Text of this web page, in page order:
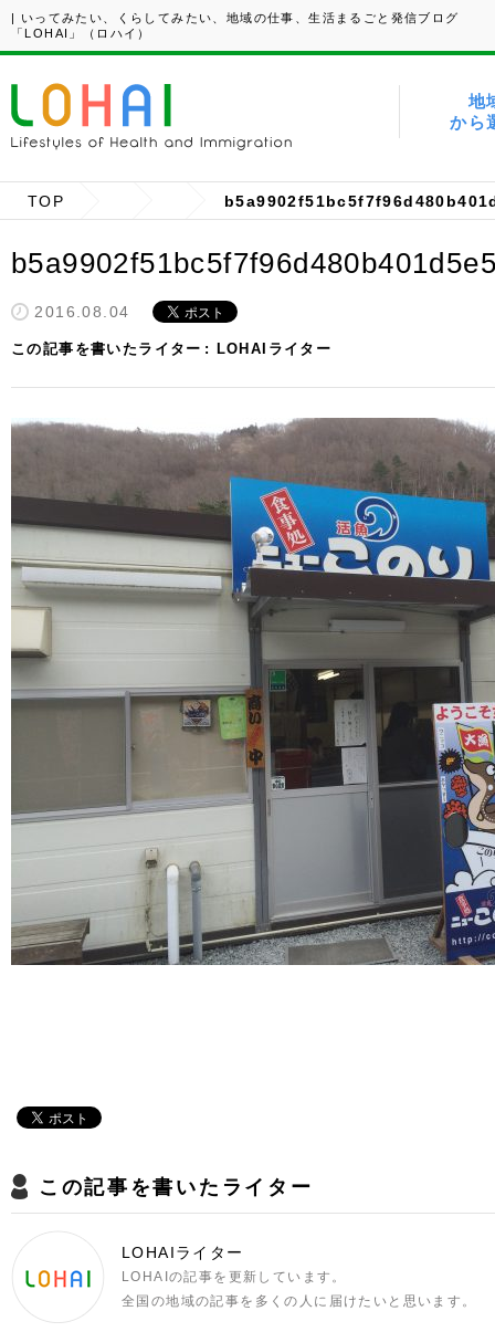
| いってみたい、くらしてみたい、地域の仕事、生活まるごと発信ブログ
「LOHAI」（ロハイ）
地
から
TOP
2016.08.04
この記事を書いたライター LOHAIライター
この記事を書いたライター
LOHAIライター
LOHAIの記事を更新しています。
全国の地域の記事を多くの人に届けたいと思います。